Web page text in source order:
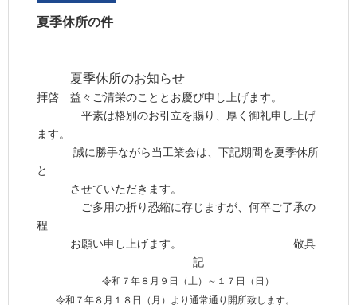
夏季休所の件
夏季休所のお知らせ
拝啓 益々ご清栄のこととお慶び申し上げます。
平素は格別のお引立を賜り、厚く御礼申し上げ
ます。
誠に勝手ながら当工業会は、下記期間を夏季休所
と
させていただきます。
ご多用の折り恐縮に存じますが、何卒ご了承の
程
お願い申し上げます。 敬具
記
令和７年８月９日（土）～１７日（日）
令和７年８月１８日（月）より通常通り開所致します。